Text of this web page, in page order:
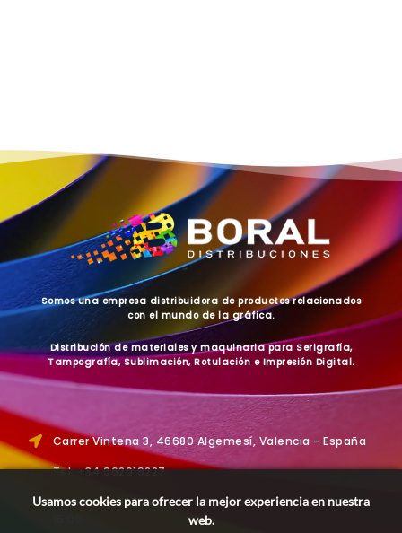
Somos una empresa distribuidora de productos relacionados
con el mundo de la gráfica.
Distribución de materiales y maquinaria para Serigrafía,
Tampografía, Sublimación, Rotulación e Impresión Digital.
Carrer Vintena 3, 46680 Algemesí, Valencia - España
Tel: +34 962019227
Horario: L - J: 09:00 a 14:00 y 15:00 a 19:00 | V: 09:00 a
Usamos cookies para ofrecer la mejor experiencia en nuestra
web.